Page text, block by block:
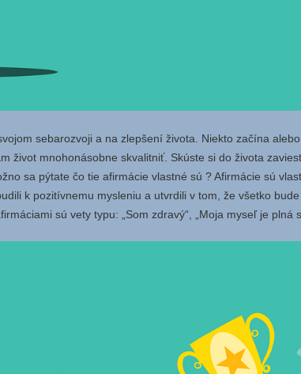
sebarozvoji a na zlepšení života. Niekto začína
život mnohonásobne skvalitniť. Skúste si do života
sa pýtate čo tie afirmácie vlastné sú ? Afirmácie sú
k pozitívnemu mysleniu a utvrdili v tom, že všetko
sú vety typu: „Som zdravý“, „Moja myseľ je plná